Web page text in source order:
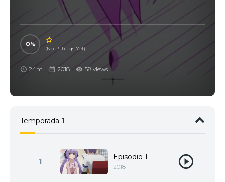
0
(No Ratings Yet)
24m 2018 58 views
Temporada 1
1 Episodio 1
2018